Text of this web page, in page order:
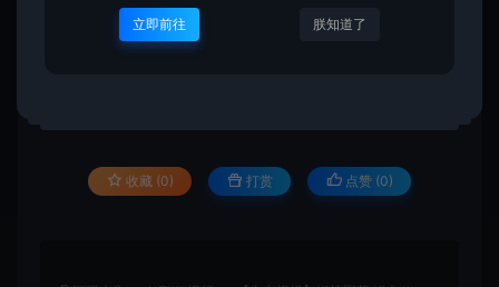
收藏 (0) 打赏 点赞 (0)
立即前往 朕知道了